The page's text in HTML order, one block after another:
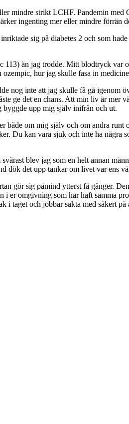
mindre strikt LCHF. Pandemin
ingenting mer eller mindre förrän
sig på diabetes 2 och som
113) än jag trodde. Mitt blodtryck
hur jag skulle fasa in
nog inte att jag skulle få gå igenom
ge det en chans. Att min liv är
byggde upp mig själv inifrån och ut.
om mig själv och om andra
Du kan vara sjuk och inte ha
blev jag som en helt annan
dök det upp tankar om livet var ens
gör sig påmind ytterst få gånger.
er omgivning som har haft samma
i taget och jobbar sakta med säkert